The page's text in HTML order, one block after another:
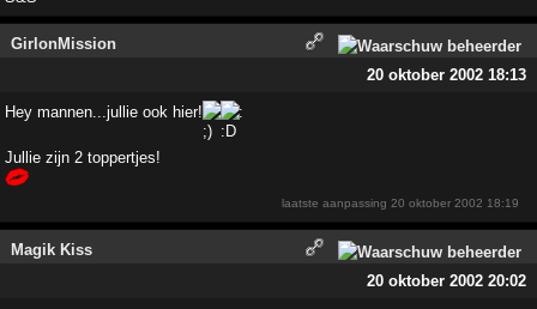
GirlonMission
20 oktober 2002 18:13
Hey mannen...jullie ook hier! :
Jullie zijn 2 toppertjes!
laatste aanpassing20 oktober 2002 18:19
Magik Kiss
20 oktober 2002 20:02